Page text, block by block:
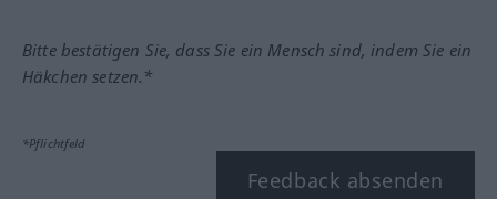
Bitte bestätigen Sie, dass Sie ein Mensch sind, indem Sie ein
Häkchen setzen.*
*Pflichtfeld
Feedback absenden